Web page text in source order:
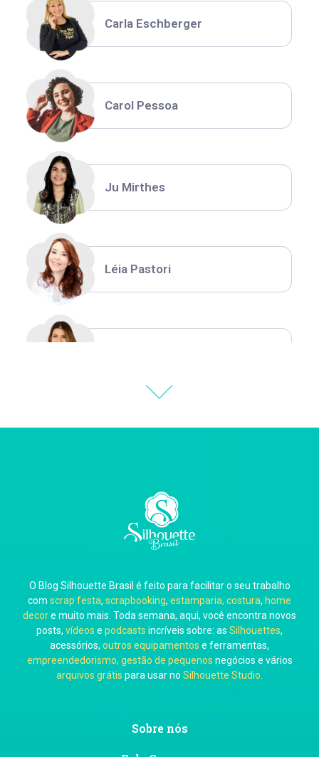
Carla Eschberger
Carol Pessoa
Ju Mirthes
Léia Pastori
Carla Eschberger
Carol Pessoa
Ju Mirthes
O Blog Silhouette Brasil é feito para facilitar o seu trabalho
com scrap festa, scrapbooking, estamparia, costura, home
decore muito mais. Toda semana, aqui, você encontra novos
posts, vídeos e podcasts incríveis sobre: as Silhouettes,
acessórios, outros equipamentos e ferramentas,
empreendedorismo, gestão de pequenos negócios e vários
arquivos grátis para usar no Silhouette Studio
Sobre nós